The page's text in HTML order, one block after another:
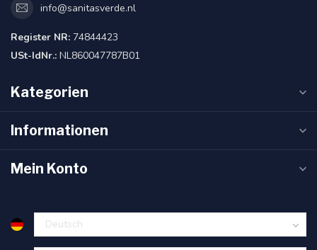
info@sanitasverde.nl
Register NR: 74844423
USt-IdNr.: NL860047787B01
Kategorien
Informationen
Mein Konto